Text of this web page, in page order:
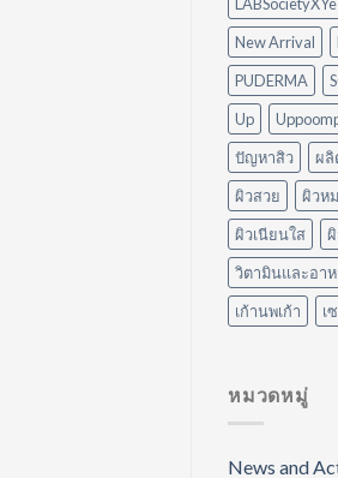
New Arrival
PUDERMA
Up
ปัญหาสิว
ผ
ผิวสวย
ผิวห
ผิวเนียนใส
วิตามินและอาห
เก้านพเก้า
เ
หมวดหมู่
News and